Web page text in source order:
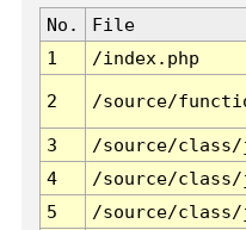
No. File
1
/index.php
2 /source/
3 /source/class/
4
/source/class/
5
/source/class/